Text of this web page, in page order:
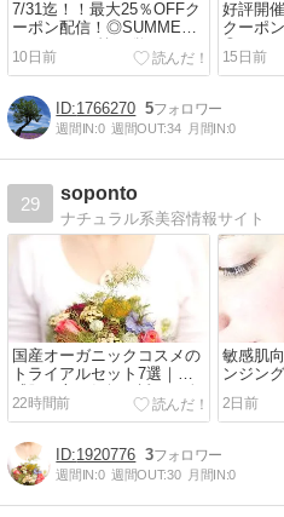
7/31迄！！最大25％OFFク
ーポン配信！◎SUMMER
SALE 2026 第一弾☆
10日前
好評開
クーポ
一弾☆
15日前
1766270 5
週間IN:0 週間OUT:34 月間IN:0
29
soponto
ナチュラル系美容情報サイト
国産オーガニックコスメの
トライアルセット7選｜敏
感肌の方も気軽に試せる人
気ブランド比較
22時間前
敏感肌
ンジン
ームな
較【2026
2日前
1920776 3
週間IN:0 週間OUT:30 月間IN:0